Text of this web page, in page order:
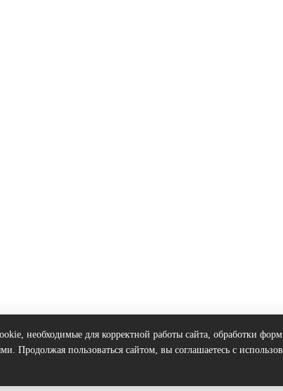
необходимые для корректной работы сайта, обработки форм
Продолжая пользоваться сайтом, вы соглашаетесь с